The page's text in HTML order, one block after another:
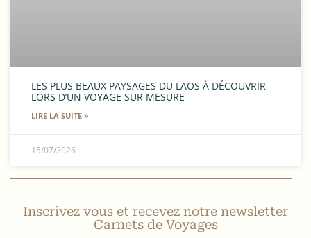
LES PLUS BEAUX PAYSAGES DU LAOS À DÉCOUVRIR
LORS D’UN VOYAGE SUR MESURE
LIRE LA SUITE »
15/07/2026
Inscrivez vous et recevez notre newsletter
Carnets de Voyages